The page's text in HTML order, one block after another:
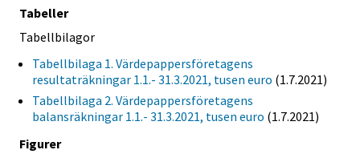
Tabeller
Tabellbilagor
Tabellbilaga 1. Värdepappersföretagens
resultaträkningar 1.1.- 31.3.2021, tusen euro (1.7.2021)
Tabellbilaga 2. Värdepappersföretagens
balansräkningar 1.1.- 31.3.2021, tusen euro (1.7.2021)
Figurer